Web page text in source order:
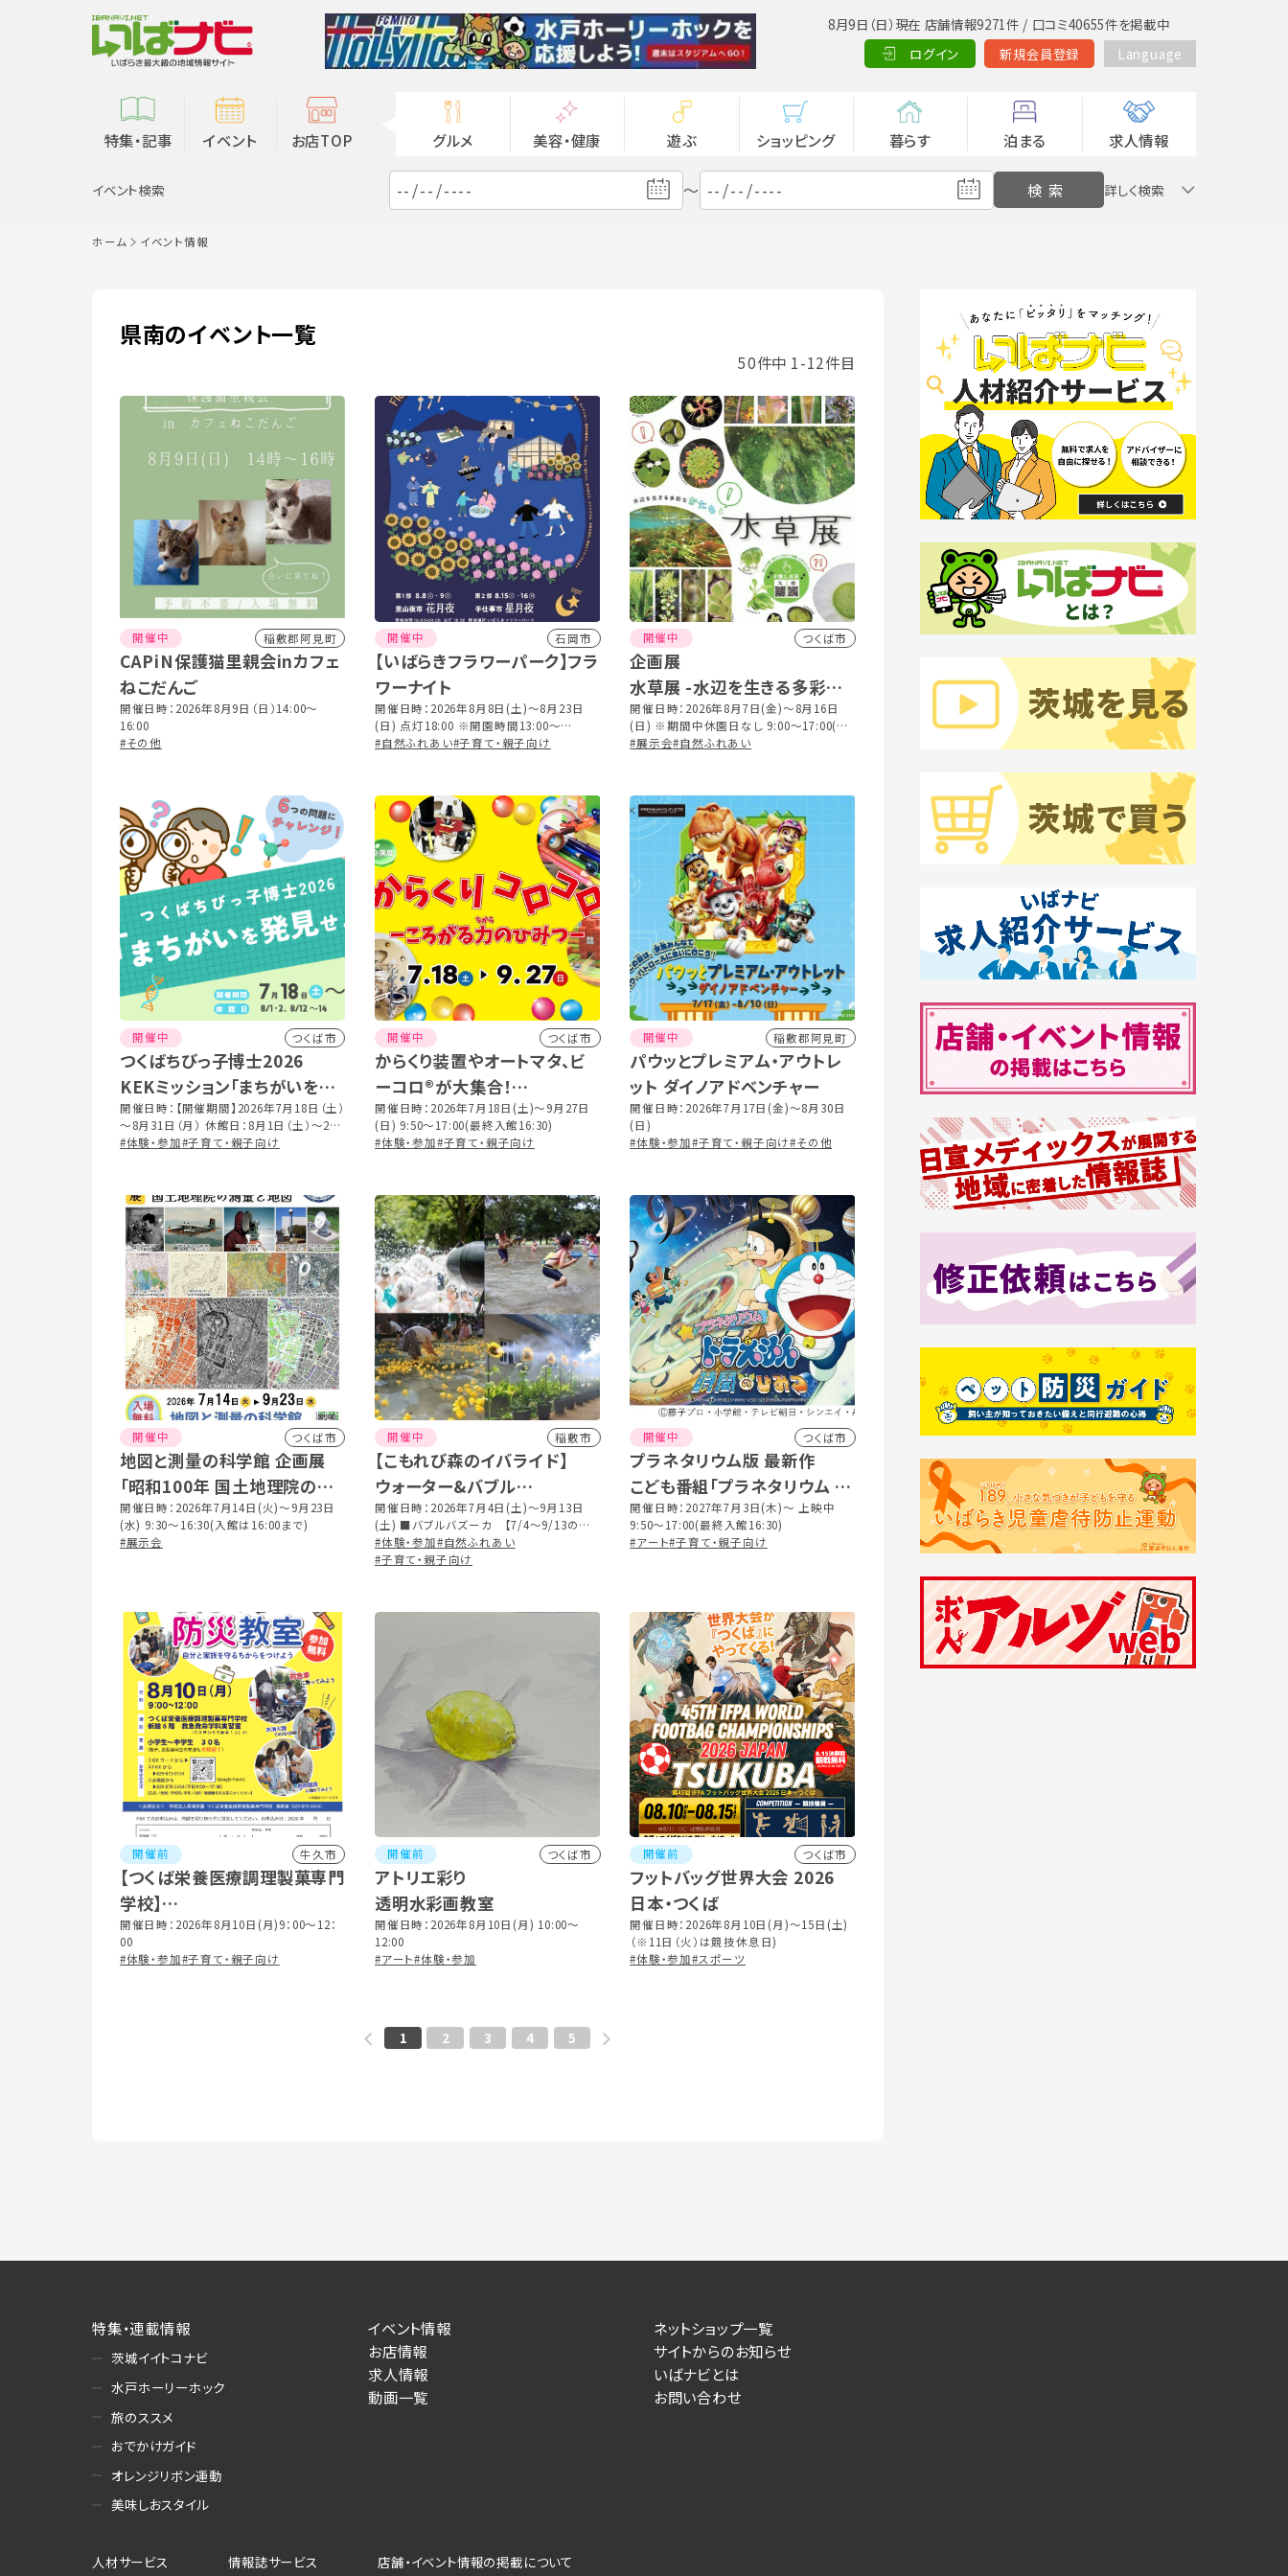
8月9日（日）現在 店舗情報9271件 / 口コミ40655件を掲載中
ログイン
新規会員登録 Language
特集・記事 イベント お店TOP グルメ 美容・健康 遊ぶ ショッピング 暮らす 泊まる 求人情報
イベント検索 ～ 詳しく検索
ホーム イベント情報
県南のイベント一覧
50件中 1-12件目
開催中 稲敷郡阿見町
CAPiN保護猫里親会inカフェ
ねこだんご
開催日時：2026年8月9日（日）14:00〜
16:00
#その他
開催中 石岡市
【いばらきフラワーパーク】フラ
ワーナイト
開催日時：2026年8月8日(土)～8月23日
(日) 点灯18:00 ※開園時間13:00～
20:30(最終入園20:00)
#自然ふれあい#子育て・親子向け
開催中 つくば市
企画展
水草展 -水辺を生きる多彩な
かたち-
開催日時：2026年8月7日(金)～8月16日
(日) ※期間中休園日なし 9:00～17:00(最
終入園16:30)
#展示会#自然ふれあい
開催中 つくば市
つくばちびっ子博士2026
KEKミッション「まちがいを発
見せよ！」を開催します
開催日時：【開催期間】2026年7月18日（土）
～8月31日（月） 休館日：8月1日（土）〜2日
（日）、12日（水）〜14日（金） 【時間】 9:30
#体験・参加#子育て・親子向け
開催中 つくば市
からくり装置やオートマタ、ビ
ーコロ®が大集合！
企画展「からくりコロコロ －こ
ろがる力のひみつ－」
開催日時：2026年7月18日(土)～9月27日
(日) 9:50～17:00(最終入館16:30)
#体験・参加#子育て・親子向け
開催中 稲敷郡阿見町
パウッとプレミアム・アウトレ
ット ダイノアドベンチャー
開催日時：2026年7月17日(金)～8月30日
(日)
#体験・参加#子育て・親子向け#その他
開催中 つくば市
地図と測量の科学館 企画展
「昭和100年 国土地理院の測
量と地図」
開催日時：2026年7月14日(火)～9月23日
(水) 9:30～16:30(入館は16:00まで)
#展示会
開催中 稲敷市
【こもれび森のイバライド】
ウォーター&バブル
SUMMER2026
開催日時：2026年7月4日(土)～9月13日
(土) ■バブルバズーカ 【7/4〜9/13の土
日祝】※ 8月1日(土)、2日(日)は中止 ■ウ
ォーターガンバトル【7/4〜8/30の土日祝】
細はHPをご覧ください
#体験・参加#自然ふれあい
#子育て・親子向け
開催中 つくば市
プラネタリウム版 最新作
こども番組「プラネタリウム ド
ラえもん 時間のひみつ」
開催日時：2027年7月3日(木)～ 上映中
9:50～17:00(最終入館16:30)
#アート#子育て・親子向け
開催前 牛久市
【つくば栄養医療調理製菓専門
学校】
おやこ防災教室
開催日時：2026年8月10日(月)9：00～12：
00
#体験・参加#子育て・親子向け
開催前 つくば市
アトリエ彩り
透明水彩画教室
開催日時：2026年8月10日(月) 10:00～
12:00
#アート#体験・参加
開催前 つくば市
フットバッグ世界大会 2026
日本・つくば
開催日時：2026年8月10日(月)〜15日(土)
（※11日（火）は競技休息日)
#体験・参加#スポーツ
1 2 3 4 5
特集・連載情報
茨城イイトコナビ
水戸ホーリーホック
旅のススメ
おでかけガイド
オレンジリボン運動
美味しおスタイル
イベント情報
お店情報
求人情報
動画一覧
ネットショップ一覧
サイトからのお知らせ
いばナビとは
お問い合わせ
人材サービス 情報誌サービス 店舗・イベント情報の掲載について